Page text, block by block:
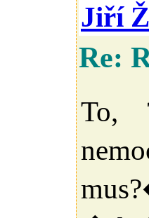
Jiří
Re:
To,